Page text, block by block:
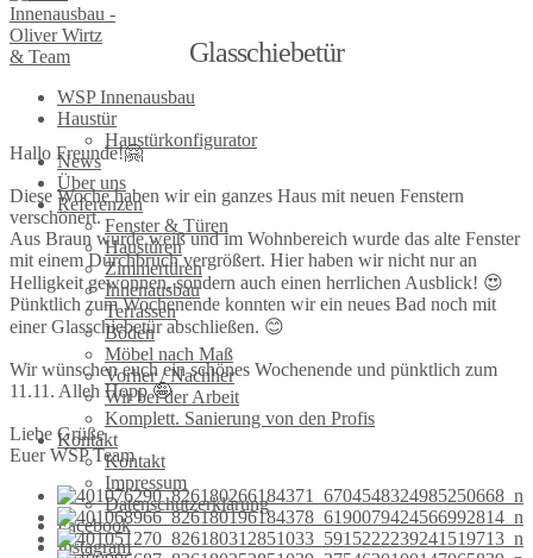
WSP Innenausbau
Haustür
Haustürkonfigurator
News
Über uns
Referenzen
Fenster & Türen
Haustüren
Zimmertüren
Innenausbau
Terrassen
Böden
Möbel nach Maß
Vorher / Nachher
Wir bei der Arbeit
Komplett. Sanierung von den Profis
Kontakt
Kontakt
Impressum
Datenschutzerklärung
Facebook
Instagram
Glasschiebetür
Hallo Freunde!🤗
Diese Woche haben wir ein ganzes Haus mit neuen Fenstern
verschönert.
Aus Braun wurde weiß und im Wohnbereich wurde das alte Fenster
mit einem Durchbruch vergrößert. Hier haben wir nicht nur an
Helligkeit gewonnen, sondern auch einen herrlichen Ausblick! 😍
Pünktlich zum Wochenende konnten wir ein neues Bad noch mit
einer Glasschiebetür abschließen. 😊
Wir wünschen euch ein schönes Wochenende und pünktlich zum
11.11. Alleh Hopp 🤪
Liebe Grüße
Euer WSP Team